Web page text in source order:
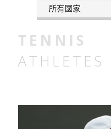
TENNIS
ATHLETES